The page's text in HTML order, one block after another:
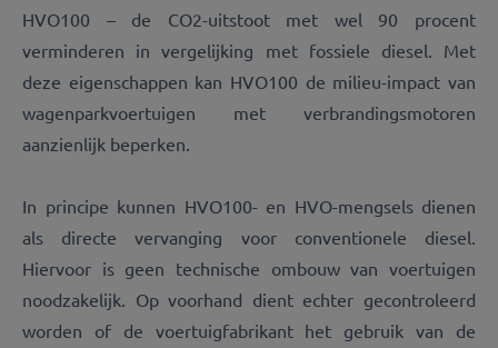
HVO100 – de CO2-uitstoot met wel 90 procent
verminderen in vergelijking met fossiele diesel. Met
deze eigenschappen kan HVO100 de milieu-impact van
wagenparkvoertuigen met verbrandingsmotoren
aanzienlijk beperken.
In principe kunnen HVO100- en HVO-mengsels dienen
als directe vervanging voor conventionele diesel.
Hiervoor is geen technische ombouw van voertuigen
noodzakelijk. Op voorhand dient echter gecontroleerd
worden of de voertuigfabrikant het gebruik van de